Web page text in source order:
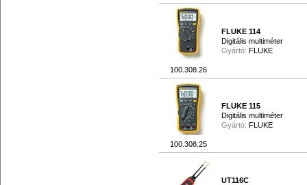
100.308.26
FLUKE 114
Digitális multiméter
Gyártó: FLUKE
100.308.25
FLUKE 115
Digitális multiméter
Gyártó: FLUKE
UT116C